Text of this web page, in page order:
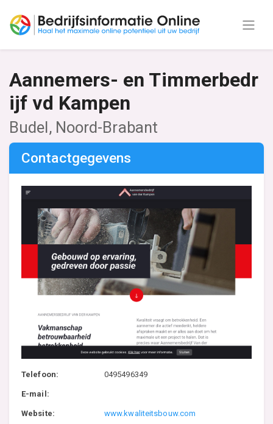
Aannemers- en Timmerbedr
ijf vd Kampen
Budel, Noord-Brabant
Contactgegevens
Telefoon: 0495496349
E-mail:
Website: www.kwaliteitsbouw.com